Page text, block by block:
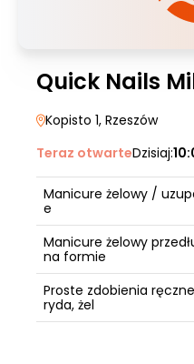
Quick Nails
Kopisto 1, Rzeszów
Teraz otwarteDzisiaj:
Manicure żelowy /
e
Manicure żelowy
na formie
Proste zdobienia
ryda, żel